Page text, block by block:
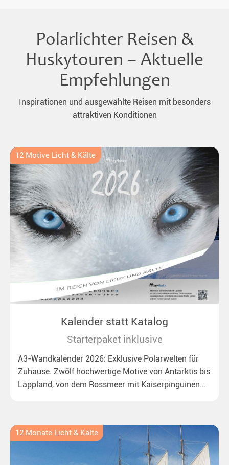
Polarlichter Reisen &
Huskytouren – Aktuelle
Empfehlungen
Inspirationen und ausgewählte Reisen mit besonders
attraktiven Konditionen
12 Motive Licht & Kälte
Kalender statt Katalog
Starterpaket inklusive
A3-Wandkalender 2026: Exklusive Polarwelten für
Zuhause. Zwölf hochwertige Motive von Antarktis bis
Lappland, von dem Rossmeer mit Kaiserpinguinen
12 Monate Licht & Kälte